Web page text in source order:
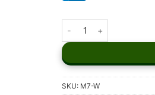
Khóa cửa thông minh
SKU: M7-W